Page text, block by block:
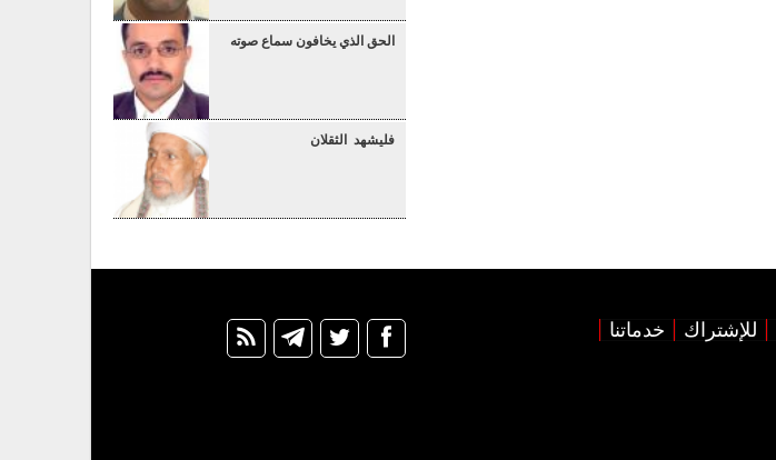
الحق الذي يخافون سماع صوته
فليشهد الثقلان
للإشتراك
خدماتنا